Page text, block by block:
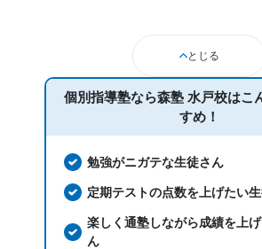
通塾頻度
週3日
1日あたりの授業時間
とじる
個別指導塾なら森塾 水戸校はこ
すめ！
勉強がニガテな生徒さん
定期テストの点数を上げたい
楽しく通塾しながら成績を上
ん